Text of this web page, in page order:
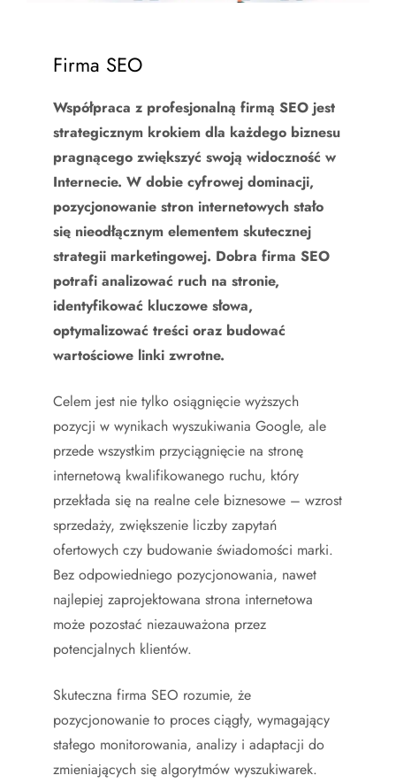
Firma SEO
Współpraca z profesjonalną firmą SEO jest
strategicznym krokiem dla każdego biznesu
pragnącego zwiększyć swoją widoczność w
Internecie. W dobie cyfrowej dominacji,
pozycjonowanie stron internetowych stało
się nieodłącznym elementem skutecznej
strategii marketingowej. Dobra firma SEO
potrafi analizować ruch na stronie,
identyfikować kluczowe słowa,
optymalizować treści oraz budować
wartościowe linki zwrotne.
Celem jest nie tylko osiągnięcie wyższych
pozycji w wynikach wyszukiwania Google, ale
przede wszystkim przyciągnięcie na stronę
internetową kwalifikowanego ruchu, który
przekłada się na realne cele biznesowe – wzrost
sprzedaży, zwiększenie liczby zapytań
ofertowych czy budowanie świadomości marki.
Bez odpowiedniego pozycjonowania, nawet
najlepiej zaprojektowana strona internetowa
może pozostać niezauważona przez
potencjalnych klientów.
Skuteczna firma SEO rozumie, że
pozycjonowanie to proces ciągły, wymagający
stałego monitorowania, analizy i adaptacji do
zmieniających się algorytmów wyszukiwarek.